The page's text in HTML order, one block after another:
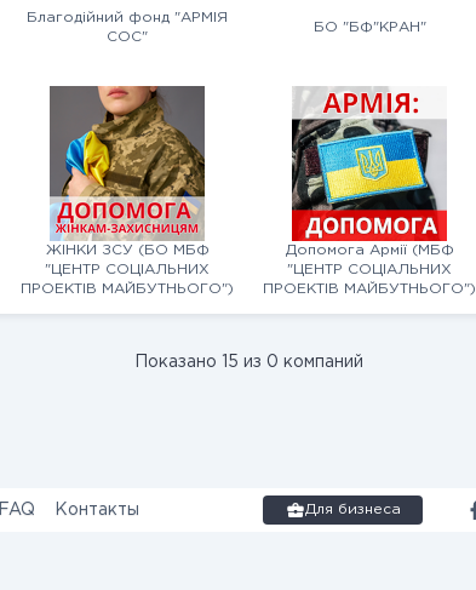
Благодійний фонд "АРМІЯ
СОС"
БО "БФ"КРАН"
ЖІНКИ ЗСУ (БО МБФ
"ЦЕНТР СОЦІАЛЬНИХ
ПРОЕКТІВ МАЙБУТНЬОГО")
Допомога Армії (МБФ
"ЦЕНТР СОЦІАЛЬНИХ
ПРОЕКТІВ МАЙБУТНЬОГО")
Показано 15 из 0 компаний
FAQ Контакты Для бизнеса